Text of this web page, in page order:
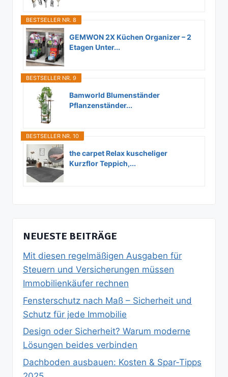
BESTSELLER NR. 8
GEMWON 2X Küchen Organizer – 2
Etagen Unter...
BESTSELLER NR. 9
Bamworld Blumenständer
Pflanzenständer...
BESTSELLER NR. 10
the carpet Relax kuscheliger
Kurzflor Teppich,...
NEUESTE BEITRÄGE
Mit diesen regelmäßigen Ausgaben für
Steuern und Versicherungen müssen
Immobilienkäufer rechnen
Fensterschutz nach Maß – Sicherheit und
Schutz für jede Immobilie
Design oder Sicherheit? Warum moderne
Lösungen beides verbinden
Dachboden ausbauen: Kosten & Spar‑Tipps